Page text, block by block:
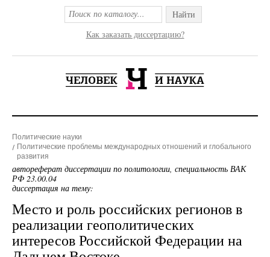
Найти
Как заказать диссертацию?
Политические науки
Политические проблемы международных отношений и глобального
развития
автореферат диссертации по политологии, специальность ВАК
РФ 23.00.04
диссертация на тему:
Место и роль российских регионов в
реализации геополитических
интересов Российской Федерации на